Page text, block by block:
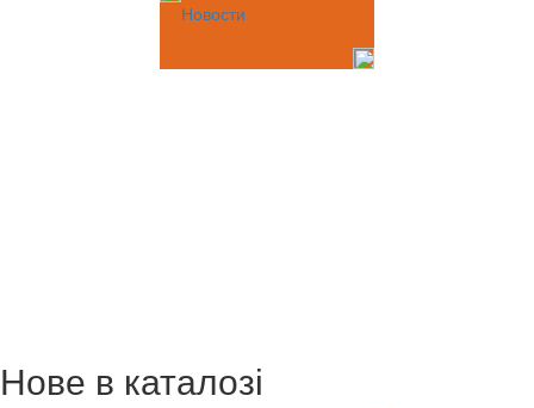
Новости
Нове в каталозі